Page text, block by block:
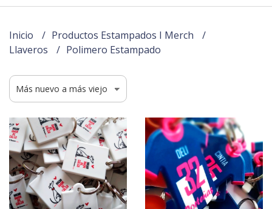
Inicio
Productos Estampados I Merch
Llaveros
Polimero Estampado